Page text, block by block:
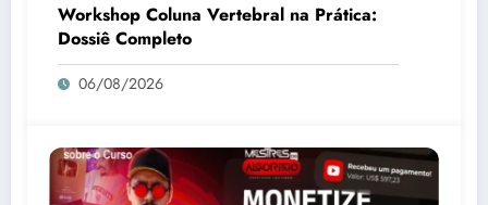
Workshop Coluna Vertebral na Prática:
Dossiê Completo
06/08/2026